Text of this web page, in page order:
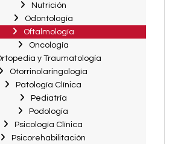
Nutrición
Odontología
Oftalmología
Oncología
y Traumatología
Otorrinolaringología
Patología Clínica
Pediatría
Podología
Psicología Clínica
Psicorehabilitación